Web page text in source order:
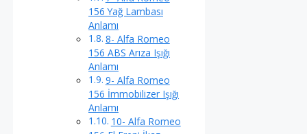
156 Yağ Lambası
Anlamı
8- Alfa Romeo
156 ABS Arıza Işığı
Anlamı
9- Alfa Romeo
156 İmmobilizer Işığı
Anlamı
10- Alfa Romeo